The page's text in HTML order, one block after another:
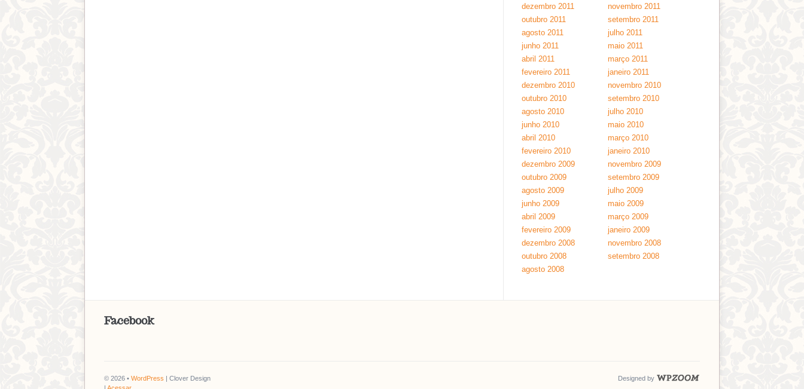
dezembro 2011
novembro 2011
outubro 2011
setembro 2011
agosto 2011
julho 2011
junho 2011
maio 2011
abril 2011
março 2011
fevereiro 2011
janeiro 2011
dezembro 2010
novembro 2010
outubro 2010
setembro 2010
agosto 2010
julho 2010
junho 2010
maio 2010
abril 2010
março 2010
fevereiro 2010
janeiro 2010
dezembro 2009
novembro 2009
outubro 2009
setembro 2009
agosto 2009
julho 2009
junho 2009
maio 2009
abril 2009
março 2009
fevereiro 2009
janeiro 2009
dezembro 2008
novembro 2008
outubro 2008
setembro 2008
agosto 2008
Facebook
© 2026 • WordPress | Clover Design
Designed by